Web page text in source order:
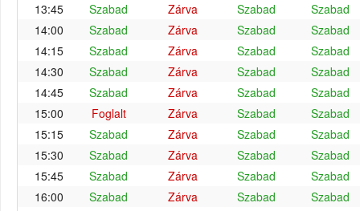
13:45
Szabad Zárva Szabad
Szabad
14:00
Szabad Zárva Szabad
Szabad
14:15
Szabad Zárva Szabad
Szabad
14:30
Szabad Zárva Szabad
Szabad
14:45
Szabad Zárva Szabad
Szabad
15:00
Foglalt Zárva Szabad
Szabad
15:15
Szabad Zárva Szabad
Szabad
15:30
Szabad Zárva Szabad
Szabad
15:45
Szabad Zárva Szabad
Szabad
16:00
Szabad Zárva Szabad
Szabad